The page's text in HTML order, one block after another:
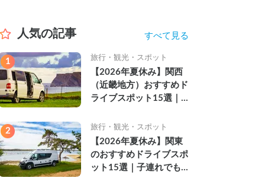
人気の記事 すべて見る
1 旅行・観光・スポット
【2026年夏休み】関西
（近畿地方）おすすめド
ライブスポット15選｜
名所を紹介
2 旅行・観光・スポット
【2026年夏休み】関東
のおすすめドライブスポ
ット15選｜子連れでも